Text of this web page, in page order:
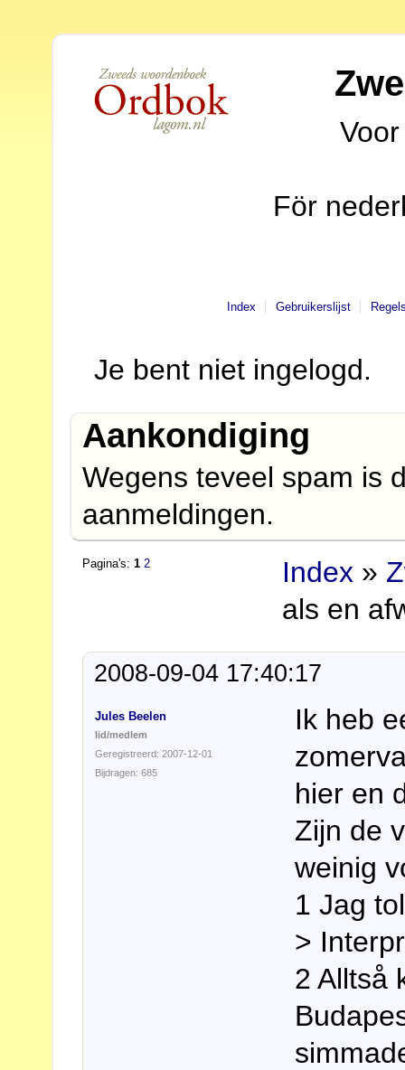
För
Index Gebruikerslijst
Je bent niet ingelogd.
Aankondiging
Wegens teveel spam is
aanmeldingen.
Pagina's:1 2 Index »
als en
2008-09-04 17:40:17
Jules Beelen
lid/medlem
Geregistreerd: 2007-12-01
Bijdragen: 685
Ik heb
hier en
Zijn de
weinig
1 Jag
>
2 Alltså